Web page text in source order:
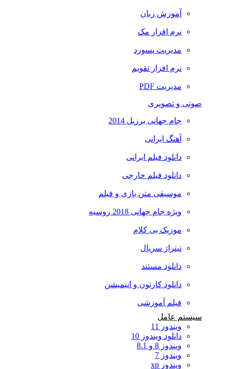
آموزش زبان
نرم افزار مک
مدیریت پسورد
نرم افزار تقویم
مدیریت PDF
صوتی و تصویری
جام جهانی برزیل 2014
آهنگ ایرانی
دانلود فیلم ایرانی
دانلود فیلم خارجی
موسیقی متن بازی و فیلم
ویژه جام جهانی 2018 روسیه
موزیک بی کلام
تیتراژ سریال
دانلود مستند
دانلود کارتون و انیمیشن
فیلم آموزشی
سیستم عامل
ویندوز 11
دانلود ویندوز 10
ویندوز 8 و 8.1
ویندوز 7
ویندوز xp